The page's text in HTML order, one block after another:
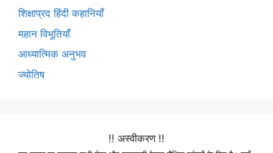
शिक्षाप्रद हिंदी कहानियाँ
महान विभूतियाँ
आध्यात्मिक अनुभव
ज्योतिष
!! अस्वीकरण !!